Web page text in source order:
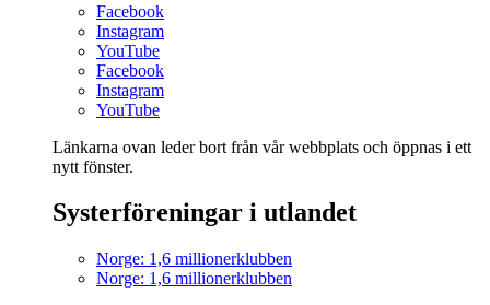
Facebook
Instagram
YouTube
Facebook
Instagram
YouTube
Länkarna ovan leder bort från vår webbplats och öppnas i ett
nytt fönster.
Systerföreningar i utlandet
Norge: 1,6 millionerklubben
Norge: 1,6 millionerklubben